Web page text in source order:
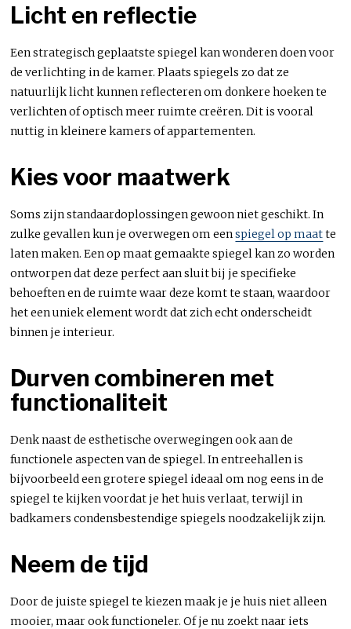
Licht en reflectie
Een strategisch geplaatste spiegel kan wonderen doen voor
de verlichting in de kamer. Plaats spiegels zo dat ze
natuurlijk licht kunnen reflecteren om donkere hoeken te
verlichten of optisch meer ruimte creëren. Dit is vooral
nuttig in kleinere kamers of appartementen.
Kies voor maatwerk
Soms zijn standaardoplossingen gewoon niet geschikt. In
zulke gevallen kun je overwegen om eenspiegel op maatte
laten maken. Een op maat gemaakte spiegel kan zo worden
ontworpen dat deze perfect aan sluit bij je specifieke
behoeften en de ruimte waar deze komt te staan, waardoor
het een uniek element wordt dat zich echt onderscheidt
binnen je interieur.
Durven combineren met
functionaliteit
Denk naast de esthetische overwegingen ook aan de
functionele aspecten van de spiegel. In entreehallen is
bijvoorbeeld een grotere spiegel ideaal om nog eens in de
spiegel te kijken voordat je het huis verlaat, terwijl in
badkamers condensbestendige spiegels noodzakelijk zijn.
Neem de tijd
Door de juiste spiegel te kiezen maak je je huis niet alleen
mooier, maar ook functioneler. Of je nu zoekt naar iets